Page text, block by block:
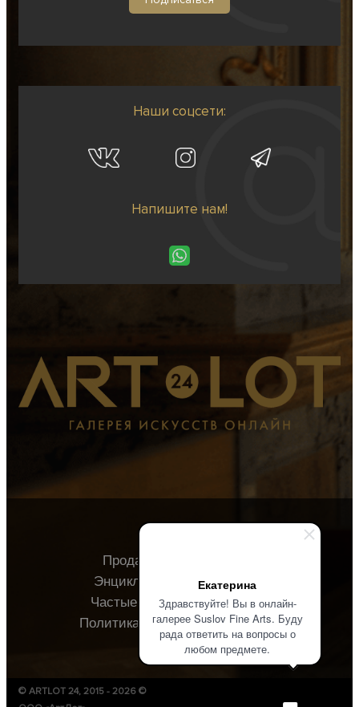
Екатерина
Здравствуйте! Вы в онлайн-
галерее Suslov Fine Arts. Буду
рада ответить на вопросы о
любом предмете.
Наши соцсети:
Напишите нам!
Продавцу
Энциклопедия
О галерее
Частые вопросы
Контакты
Политика конфиденциальности
© ARTLOT 24, 2015 - 2026 ©